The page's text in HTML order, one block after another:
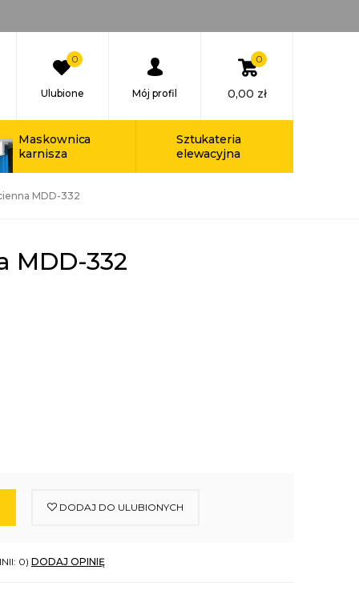
0
Ulubione Mój profil
0
0,00 zł
Maskownica
karnisza
Sztukateria
elewacyjna
MDD-332
MDD-332
DODAJ DO ULUBIONYCH
0) DODAJ OPINIĘ